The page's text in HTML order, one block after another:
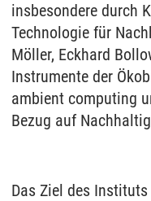
insbesondere durch
Technologie für
Möller, Eckhard
Instrumente der
ambient computing
Bezug auf
Das Ziel des